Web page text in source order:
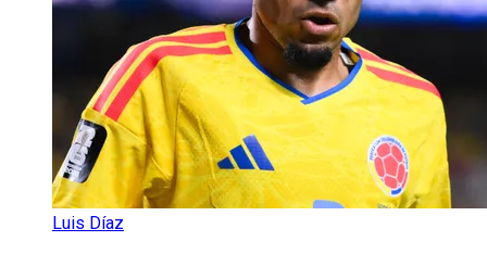
Luis Díaz